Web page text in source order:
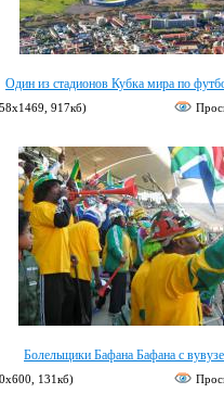
Один из стадионов Кубка мира по
917кб)
Болельщики Бафана Бафана с
131кб)